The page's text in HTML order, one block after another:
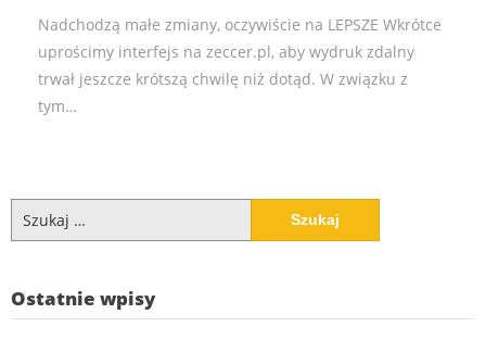
Nadchodzą małe zmiany, oczywiście na LEPSZE Wkrótce
uprościmy interfejs na zeccer.pl, aby wydruk zdalny
trwał jeszcze krótszą chwilę niż dotąd. W związku z
tym…
Ostatnie wpisy